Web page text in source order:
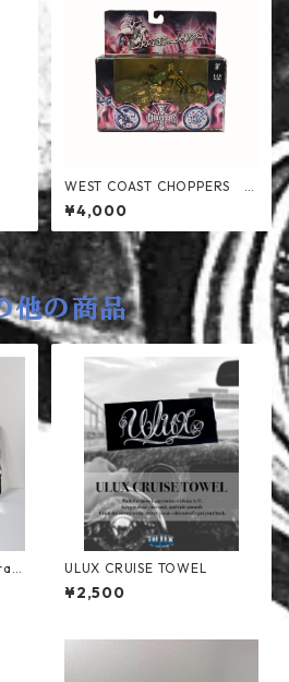
WEST COAST CHOPPERS 1/
18
¥4,000
他の商品
ULUX CRUISE TOWEL
¥2,500